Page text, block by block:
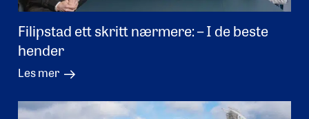
Filipstad ett skritt nærmere: – I de beste
hender
Les mer